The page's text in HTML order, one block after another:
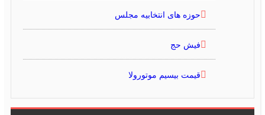
حوزه های انتخابیه مجلس
فیش حج
قیمت بیسیم موتورولا